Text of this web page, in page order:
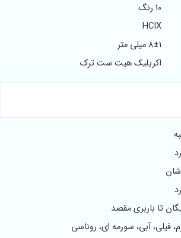
HCIX
8±1 میلی متر
اکریلیک هیت ست ترک
تا باربری مقصد
فیلی، آبی، سورمه ای، روناسی